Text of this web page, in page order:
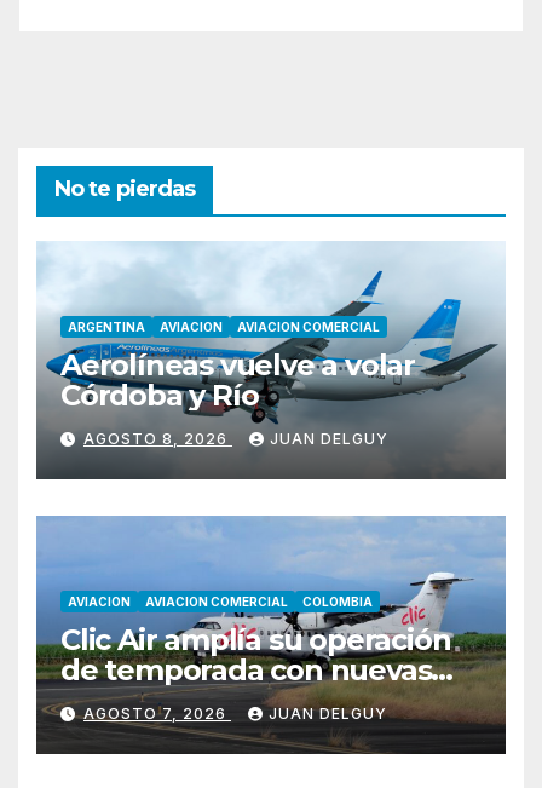
No te pierdas
ARGENTINA AVIACION AVIACION COMERCIAL
Aerolíneas vuelve a volar
Córdoba y Río
AGOSTO 8, 2026 JUAN DELGUY
AVIACION AVIACION COMERCIAL COLOMBIA
Clic Air amplía su operación
de temporada con nuevas
rutas hacia Cartagena y Tolú
AGOSTO 7, 2026 JUAN DELGUY